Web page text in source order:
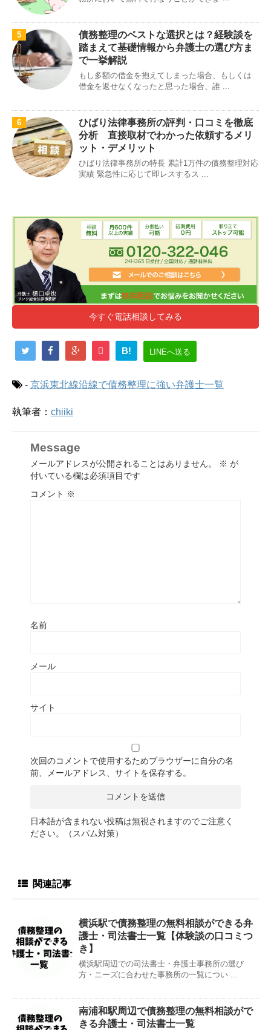
5
債務整理のベストな選択とは？経験談を
踏まえて基礎情報から弁護士の選び方ま
で一挙解説
もし多額の借金を抱えてしまった場合、もしくは
借金を返せなくなったと思った場合、誰 ...
6
ひばり法律事務所の評判・口コミを徹底
分析 直接取材でわかった依頼するメリ
ット・デメリット
ひばり法律事務所の特長 累計1万件の債務整理対応
実績 緊急性に応じて即レスするス ...
今すぐ電話相談してみる
B! LINEへ送る
- 京浜東北線沿線で債務整理に強い弁護士一覧
執筆者： chiiki
Message
メールアドレスが公開されることはありません。 ※ が
付いている欄は必須項目です
コメント ※
名前
メール
サイト
次回のコメントで使用するためブラウザーに自分の名
前、メールアドレス、サイトを保存する。
日本語が含まれない投稿は無視されますのでご注意く
ださい。（スパム対策）
関連記事
横浜駅で債務整理の無料相談ができる弁
護士・司法書士一覧【体験談の口コミつ
き】
横浜駅周辺での司法書士・弁護士事務所の選び
方・ニーズに合わせた事務所の一覧につい ...
南浦和駅周辺で債務整理の無料相談がで
きる弁護士・司法書士一覧